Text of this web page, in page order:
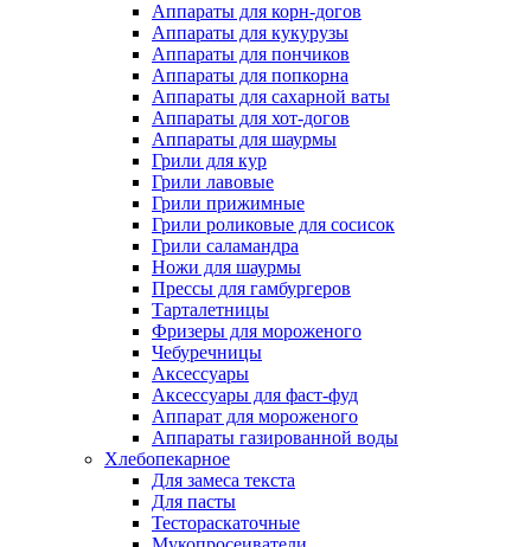
Аппараты для корн-догов
Аппараты для кукурузы
Аппараты для пончиков
Аппараты для попкорна
Аппараты для сахарной ваты
Аппараты для хот-догов
Аппараты для шаурмы
Грили для кур
Грили лавовые
Грили прижимные
Грили роликовые для сосисок
Грили саламандра
Ножи для шаурмы
Прессы для гамбургеров
Тарталетницы
Фризеры для мороженого
Чебуречницы
Аксессуары
Аксессуары для фаст-фуд
Аппарат для мороженого
Аппараты газированной воды
Хлебопекарное
Для замеса текста
Для пасты
Тестораскаточные